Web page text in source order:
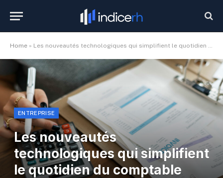
Home » Les nouveautés technologiques qui simplifient le quotidien du comptable
ENTREPRISE
Les nouveautés
technologiques qui simplifient
le quotidien du comptable